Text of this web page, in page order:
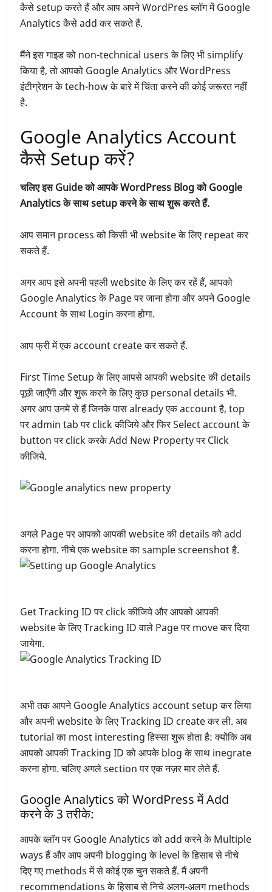
कैसे setup करते हैं और आप अपने WordPres ब्लॉग में Google
Analytics कैसे add कर सकते हैं.
मैंने इस गाइड को non-technical users के लिए भी simplify
किया है, तो आपको Google Analytics और WordPress
इंटीग्रेशन के tech-how के बारे में चिंता करने की कोई जरूरत नहीं
है.
Google Analytics Account
कैसे Setup करें?
चलिए इस Guide को आपके WordPress Blog को Google
Analytics के साथ setup करने के साथ शुरू करते हैं.
आपसमानprocess को किसी भी website के लिए repeat कर
सकते हैं.
अगर आप इसे अपनी पहली website के लिए कर रहें हैं, आपको
Google Analytics के Page पर जाना होगा और अपने Google
Account के साथ Login करना होगा.
आप फ्री में एक account create कर सकते हैं.
First Time Setup के लिए आपसे आपकी website की details
पूछी जाएँगी और शुरू करने के लिए कुछ personal details भी.
अगर आप उनमे से हैं जिनके पास already एक account है, top
पर admin tab पर click कीजिये और फिर Select account के
button पर click करके Add New Property पर Click
कीजिये.
अगले Page पर आपको आपकी website की details को add
करना होगा. नीचे एक website का sample screenshot है.
Get Tracking ID पर click कीजिये और आपको आपकी
website के लिए Tracking ID वाले Page पर move कर दिया
जायेगा.
अभी तक आपने Google Analytics account setup कर लिया
और अपनी website के लिए Tracking ID create कर ली. अब
tutorial का most interesting हिस्सा शुरू होता है: क्योंकि अब
आपको आपकी Tracking ID को आपके blog के साथ inegrate
करना होगा. चलिए अगले section पर एक नज़र मार लेते हैं.
Google Analytics को WordPress में Add
करने के 3 तरीके:
आपके ब्लॉग पर Google Analytics को add करने के Multiple
ways हैं और आप अपनी blogging के level के हिसाब से नीचे
दिए गए methods में से कोई एक चुन सकते हैं. मैं अपनी
recommendations के हिसाब से निचे अलग-अलग methods